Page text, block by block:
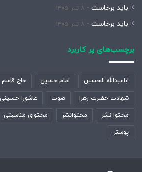
باید برخاست ۸ تیر ۱۴۰۵
باید برخاست ۸ تیر ۱۴۰۵
برچسب‌های پر کاربرد
اباعبدالله الحسین امام حسین حاج قاسم
شهادت حضرت زهرا صوت عاشورا حسینی
محتوا نشر محتوانشر محتوای مناسبتی
پوستر